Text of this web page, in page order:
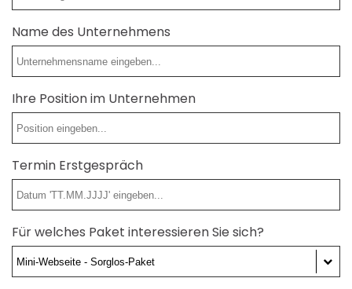
Name des Unternehmens
Ihre Position im Unternehmen
Termin Erstgespräch
Für welches Paket interessieren Sie sich?